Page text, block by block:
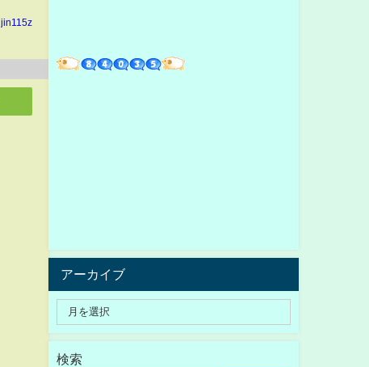
jin115z
アーカイブ
検索